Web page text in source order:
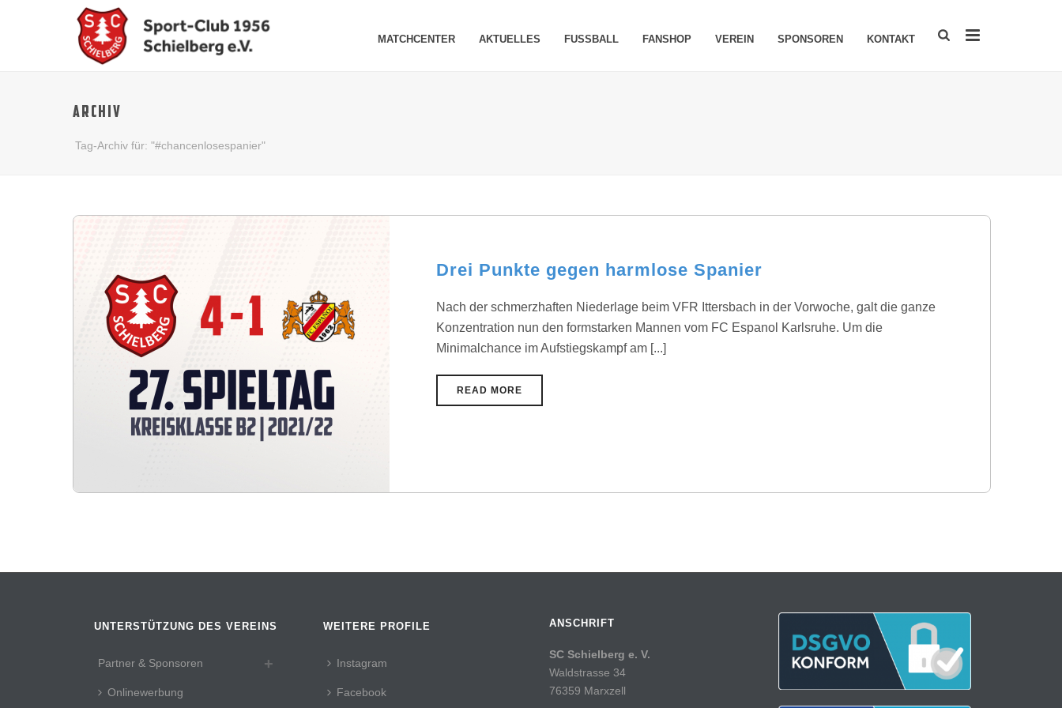
MATCHCENTER AKTUELLES FUSSBALL FANSHOP VEREIN SPONSOREN KONTAKT
ARCHIV
Tag-Archiv für: "#chancenlosespanier"
Drei Punkte gegen harmlose Spanier
Nach der schmerzhaften Niederlage beim VFR Ittersbach in der Vorwoche, galt die ganze
Konzentration nun den formstarken Mannen vom FC Espanol Karlsruhe. Um die
Minimalchance im Aufstiegskampf am [...]
READ MORE
UNTERSTÜTZUNG DES VEREINS
Partner & Sponsoren
Onlinewerbung
WEITERE PROFILE
Instagram
Facebook
ANSCHRIFT
SC Schielberg e. V.
Waldstrasse 34
76359 Marxzell